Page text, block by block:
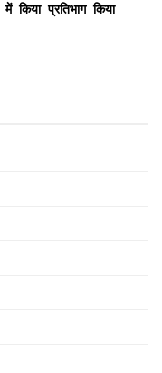
किया प्रतिभाग किया